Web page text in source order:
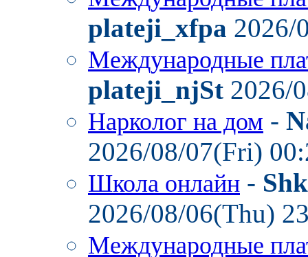
plateji_xfpa 2026/
Международные
plateji_njSt 2026/
Нарколог на дом -
2026/08/07(Fri)
Школа онлайн -
2026/08/06(Thu)
Международные